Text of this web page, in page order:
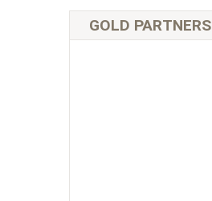
GOLD PARTNERS